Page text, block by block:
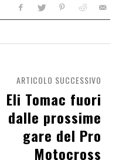
ARTICOLO SUCCESSIVO
Eli Tomac fuori
dalle prossime
gare del Pro
Motocross